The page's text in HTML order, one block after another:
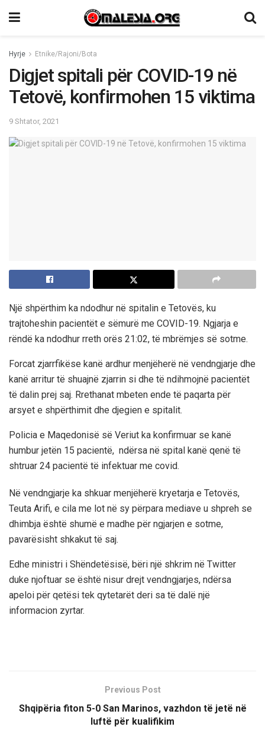
Hyrje Etnike/Rajoni/Bota
Digjet spitali për COVID-19 në
Tetovë, konfirmohen 15 viktima
9 Shtator, 2021
Një shpërthim ka ndodhur në spitalin e Tetovës, ku
trajtoheshin pacientët e sëmurë me COVID-19. Ngjarja e
rëndë ka ndodhur rreth orës 21:02, të mbrëmjes së sotme.
Forcat zjarrfikëse kanë ardhur menjëherë në vendngjarje dhe
kanë arritur të shuajnë zjarrin si dhe të ndihmojnë pacientët
të dalin prej saj. Rrethanat mbeten ende të paqarta për
arsyet e shpërthimit dhe djegien e spitalit.
Policia e Maqedonisë së Veriut ka konfirmuar se kanë
humbur jetën 15 pacientë, ndërsa në spital kanë qenë të
shtruar 24 pacientë të infektuar me covid.
Në vendngjarje ka shkuar menjëherë kryetarja e Tetovës,
Teuta Arifi, e cila me lot në sy përpara mediave u shpreh se
dhimbja është shumë e madhe për ngjarjen e sotme,
pavarësisht shkakut të saj.
Edhe ministri i Shëndetësisë, bëri një shkrim në Twitter
duke njoftuar se është nisur drejt vendngjarjes, ndërsa
apeloi për qetësi tek qytetarët deri sa të dalë një
informacion zyrtar.
Previous Post
Shqipëria fiton 5-0 San Marinos, vazhdon të jetë në
luftë për kualifikim